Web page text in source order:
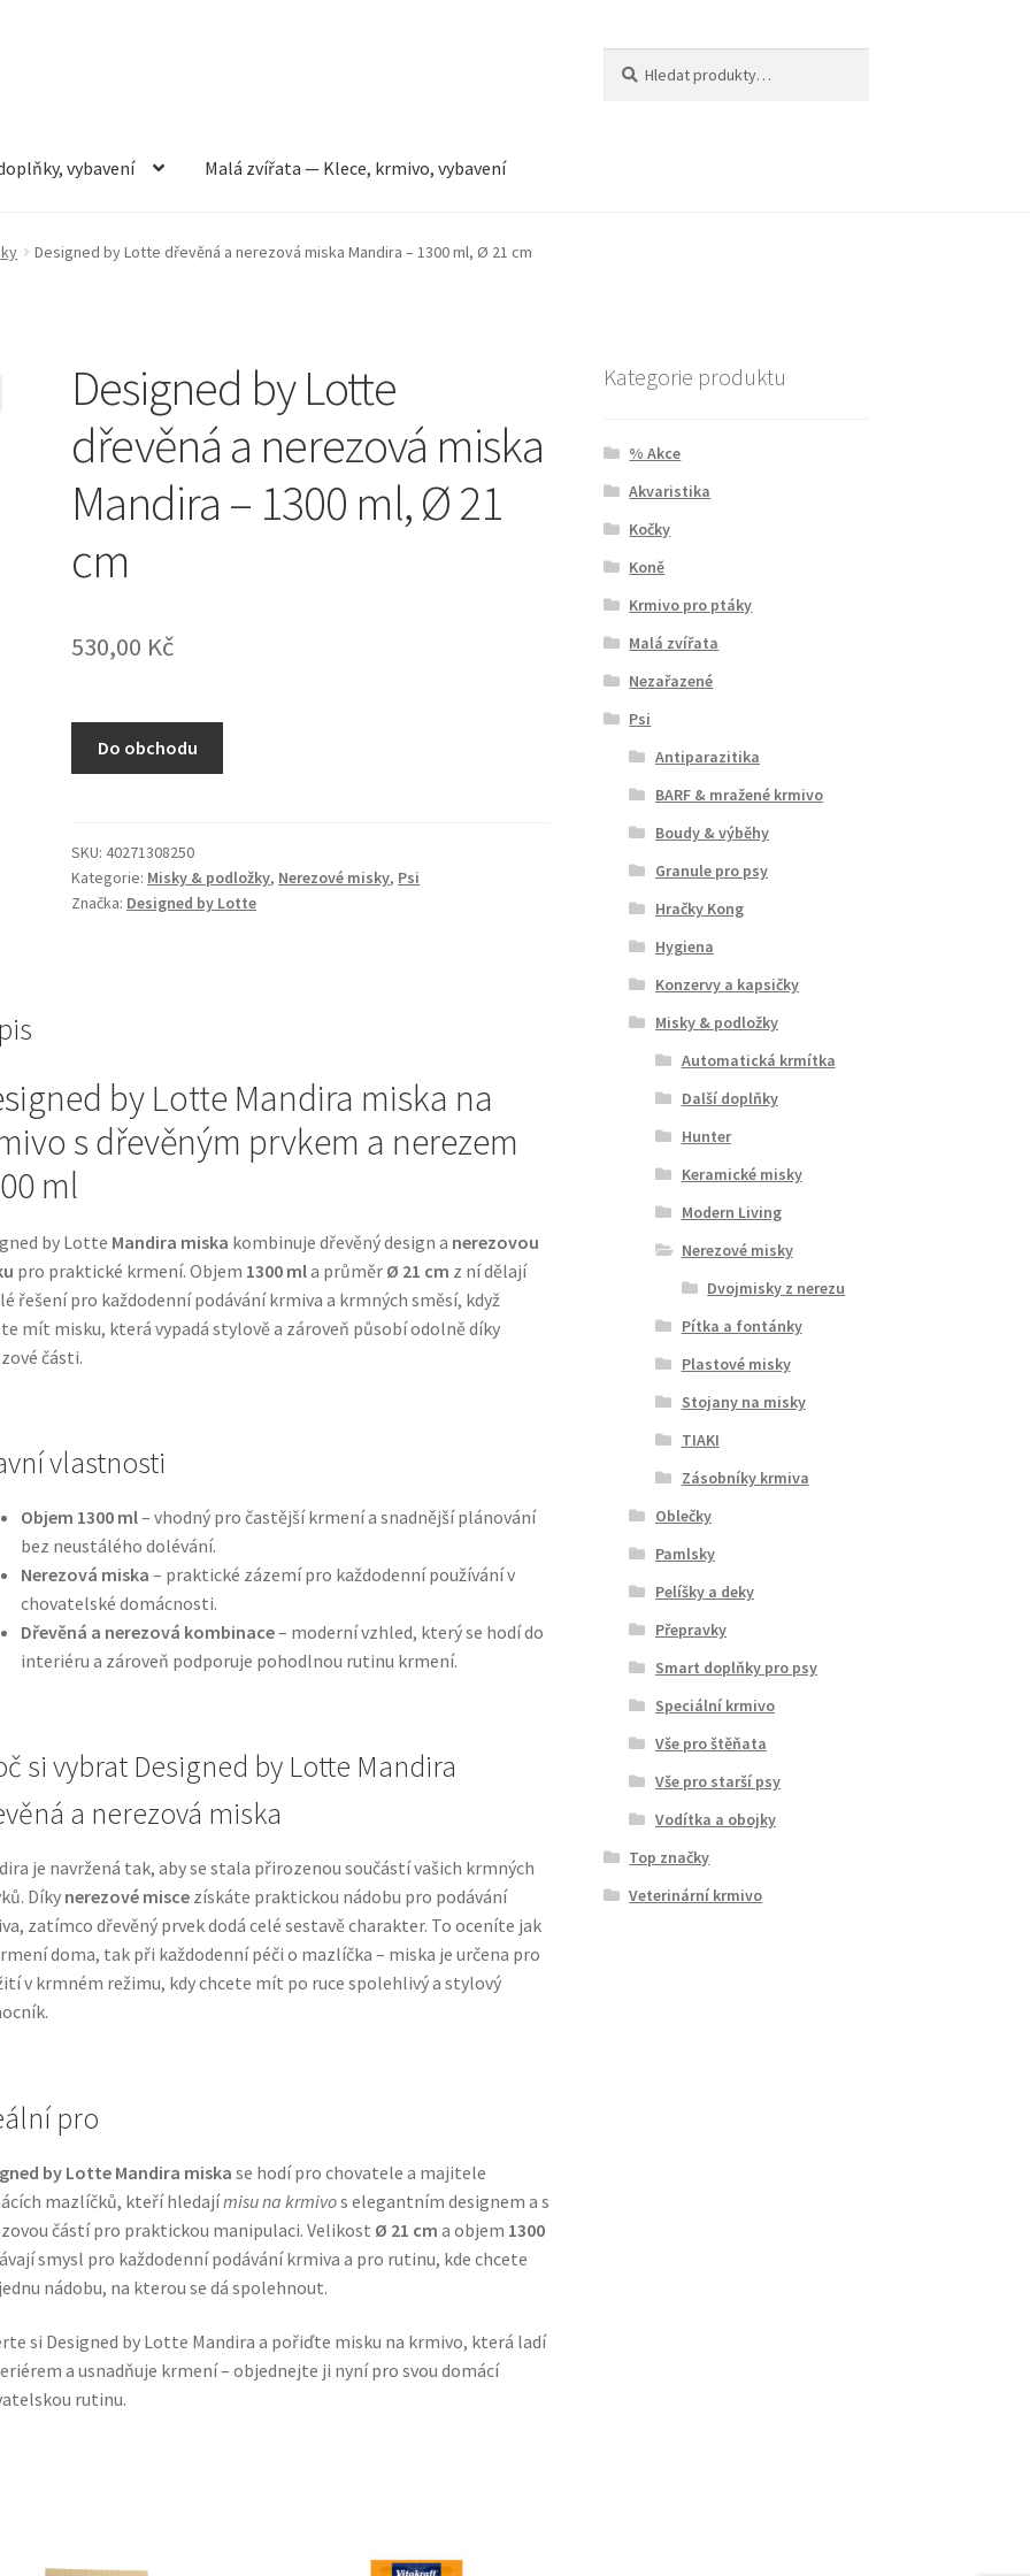
vybavení Malá zvířata — Klece, krmivo, vybavení
vybavení Můj účet Obchod Pokladna Vše pro kočky
Designed by Lotte dřevěná a nerezová miska Mandira – 1300 ml, Ø 21 cm
Designed by Lotte
dřevěná a nerezová miska
Mandira – 1300 ml, Ø 21
cm
530,00 Kč
Do obchodu
SKU:40271308250
Kategorie: Misky & podložky, Nerezové misky, Psi
Značka: Designed by Lotte
by Lotte Mandira miska na
s dřevěným prvkem a nerezem
ml
by Lotte Mandira miska kombinuje dřevěný design a nerezovou
pro praktické krmení. Objem 1300 mla průměr Ø 21 cm z ní dělají
řešení pro každodenní podávání krmiva a krmných směsí, když
mít misku, která vypadá stylově a zároveň působí odolně díky
části.
vlastnosti
Objem 1300 ml– vhodný pro častější krmení a snadnější plánování
bez neustálého dolévání.
Nerezová miska – praktické zázemí pro každodenní používání v
chovatelské domácnosti.
Dřevěná a nerezová kombinace– moderní vzhled, který se hodí do
interiéru a zároveň podporuje pohodlnou rutinu krmení.
si vybrat Designed by Lotte Mandira
a nerezová miska
je navržená tak, aby se stala přirozenou součástí vašich krmných
Díky nerezové miscezískáte praktickou nádobu pro podávání
zatímco dřevěný prvek dodá celé sestavě charakter. To oceníte jak
doma, tak při každodenní péči o mazlíčka – miska je určena pro
v krmném režimu, kdy chcete mít po ruce spolehlivý a stylový
pro
by Lotte Mandira miska se hodí pro chovatele a majitele
mazlíčků, kteří hledajímisu na krmivos elegantním designem a s
částí pro praktickou manipulaci. Velikost Ø 21 cm a objem 1300
smysl pro každodenní podávání krmiva a pro rutinu, kde chcete
nádobu, na kterou se dá spolehnout.
si Designed by Lotte Mandira a pořiďte misku na krmivo, která ladí
a usnadňuje krmení – objednejte ji nyní pro svou domácí
rutinu.
Kategorie produktu
% Akce
Akvaristika
Kočky
Koně
Krmivo pro ptáky
Malá zvířata
Nezařazené
Psi
Antiparazitika
BARF & mražené krmivo
Boudy & výběhy
Granule pro psy
Hračky Kong
Hygiena
Konzervy a kapsičky
Misky & podložky
Automatická krmítka
Další doplňky
Hunter
Keramické misky
Modern Living
Nerezové misky
Dvojmisky z nerezu
Pítka a fontánky
Plastové misky
Stojany na misky
TIAKI
Zásobníky krmiva
Oblečky
Pamlsky
Pelíšky a deky
Přepravky
Smart doplňky pro psy
Speciální krmivo
Vše pro štěňata
Vše pro starší psy
Vodítka a obojky
Top značky
Veterinární krmivo